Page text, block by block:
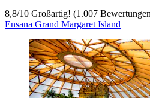
8,8/10 Großartig! (1.007
Ensana Grand Margaret Island